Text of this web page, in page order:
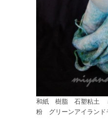
和紙 樹脂 石塑粘土
粉 グリーンアイラン